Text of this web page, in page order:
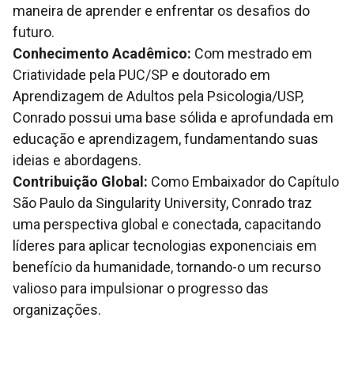
maneira de aprender e enfrentar os desafios do
futuro.
Conhecimento Acadêmico: Com mestrado em
Criatividade pela PUC/SP e doutorado em
Aprendizagem de Adultos pela Psicologia/USP,
Conrado possui uma base sólida e aprofundada em
educação e aprendizagem, fundamentando suas
ideias e abordagens.
Contribuição Global: Como Embaixador do Capítulo
São Paulo da Singularity University, Conrado traz
uma perspectiva global e conectada, capacitando
líderes para aplicar tecnologias exponenciais em
benefício da humanidade, tornando-o um recurso
valioso para impulsionar o progresso das
organizações.